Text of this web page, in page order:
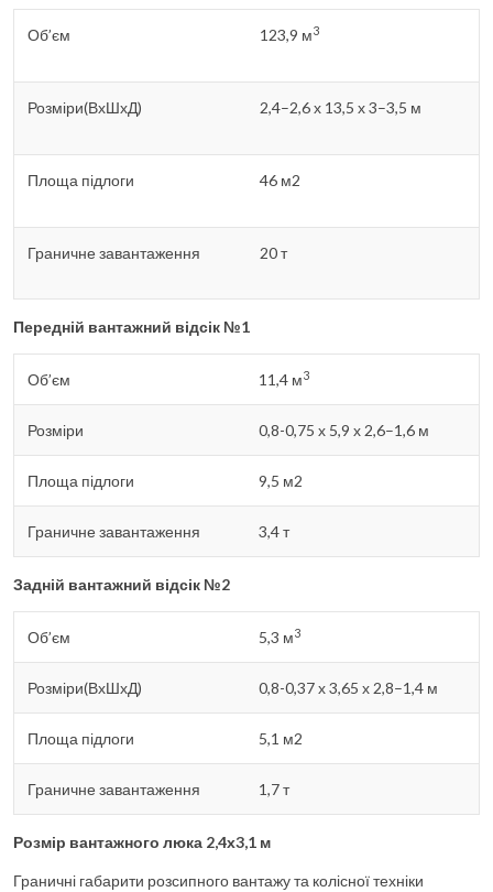
Об’єм 123,9 м3
Розміри(ВхШхД) 2,4–2,6 х 13,5 х 3–3,5 м
Площа підлоги 46 м2
Граничне завантаження 20 т
Передній вантажний відсік №1
Об’єм 11,4 м3
Розміри 0,8-0,75 х 5,9 х 2,6–1,6 м
Площа підлоги 9,5 м2
Граничне завантаження 3,4 т
Задній вантажний відсік №2
Об’єм 5,3 м3
Розміри(ВхШхД) 0,8-0,37 х 3,65 х 2,8–1,4 м
Площа підлоги 5,1 м2
Граничне завантаження 1,7 т
Розмір вантажного люка 2,4х3,1 м
Граничні габарити розсипного вантажу та колісної техніки